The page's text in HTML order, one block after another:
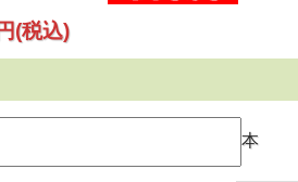
(税込)
本